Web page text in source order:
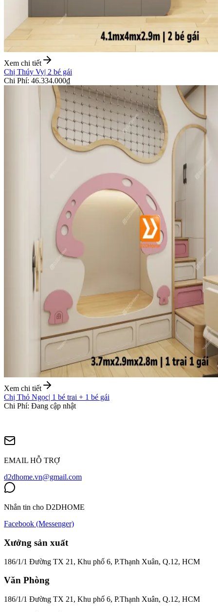
Xem chi tiết
Chị Thúy Vy| 2 bé gái
Chi Phí: 46.334.000₫
Xem chi tiết
Chị Thỏ Ngọc| 1 bé trai + 1 bé gái
Chi Phí: Đang cập nhật
EMAIL HỖ TRỢ
d2dhome.vn@gmail.com
Nhắn tin cho D2DHOME
Facebook (Messenger)
Xưởng sản xuất
186/1/1 Đường TX 21, Khu phố 6, P.Thạnh Xuân, Q.12, HCM
Văn Phòng
186/1/1 Đường TX 21, Khu phố 6, P.Thạnh Xuân, Q.12, HCM